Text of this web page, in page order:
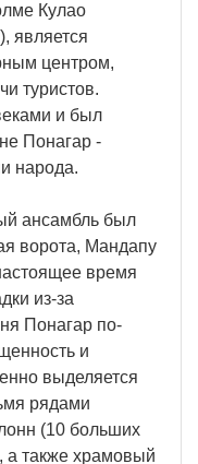
Кулао
является
центром,
туристов.
и был
Понагар -
народа.
ансамбль был
ворота, Мандапу
время
из-за
Понагар по-
и
выделяется
рядами
(10 больших
а также храмовый